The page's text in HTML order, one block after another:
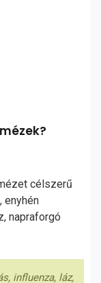
célszerű
enyhén
napraforgó
influenza, láz,